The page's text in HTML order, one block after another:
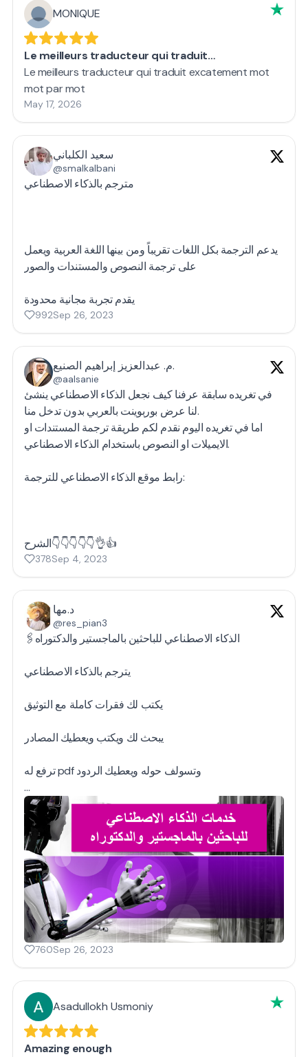
MONIQUE
Le meilleurs traducteur qui traduit…
Le meilleurs traducteur qui traduit excatement mot
mot par mot
May 17, 2026
سعيد الكلباني
@smalkalbani
مترجم بالذكاء الاصطناعي
يدعم الترجمة بكل اللغات تقريباً ومن بينها اللغة العربية ويعمل
على ترجمة النصوص والمستندات والصور
يقدم تجربة مجانية محدودة
992Sep 26, 2023
م. عبدالعزيز إبراهيم الصنيع.
@aalsanie
في تغريده سابقة عرفنا كيف نجعل الذكاء الاصطناعي ينشئ
لنا عرض بوربوينت بالعربي بدون تدخل منا.
اما في تغريده اليوم نقدم لكم طريقة ترجمة المستندات او
الايميلات او النصوص باستخدام الذكاء الاصطناعي.
رابط موقع الذكاء الاصطناعي للترجمة:
الشرح👇👇👇👇👇👌👍
378Sep 4, 2023
د.مها
@res_pian3
🖇️الذكاء الاصطناعي للباحثين بالماجستير والدكتوراه
يترجم بالذكاء الاصطناعي
يكتب لك فقرات كاملة مع التوثيق
يبحث لك ويكتب ويعطيك المصادر
ترفع له pdf وتسولف حوله ويعطيك الردود
…
760Sep 26, 2023
Asadullokh Usmoniy
Amazing enough